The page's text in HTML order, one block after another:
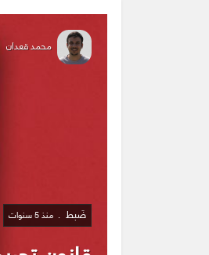
محمد قعدان
ضَبط منذ 5 سنوات